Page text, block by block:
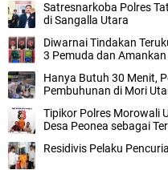
Satresnarkoba Polres
di Sangalla Utara
Diwarnai Tindakan
3 Pemuda dan
Hanya Butuh 30 Menit,
Pembuhunan di Mori
Tipikor Polres Morowali
Desa Peonea sebagai
Residivis Pelaku